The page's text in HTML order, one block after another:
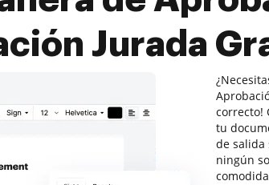
Jurada
correcto!
tu
de salida
ningún